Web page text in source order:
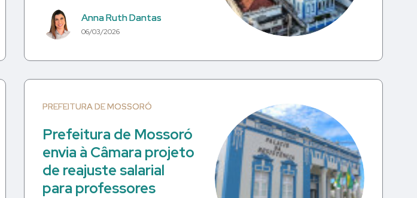
Anna Ruth Dantas
06/03/2026
PREFEITURA DE MOSSORÓ
Prefeitura de Mossoró
envia à Câmara projeto
de reajuste salarial
para professores